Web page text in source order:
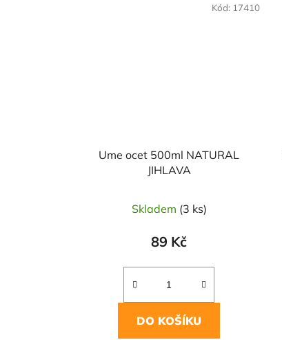
Ume ocet 500ml NATURAL
JIHLAVA
Skladem (3 ks)
89 Kč
DO KOŠÍKU
Kód: 17410